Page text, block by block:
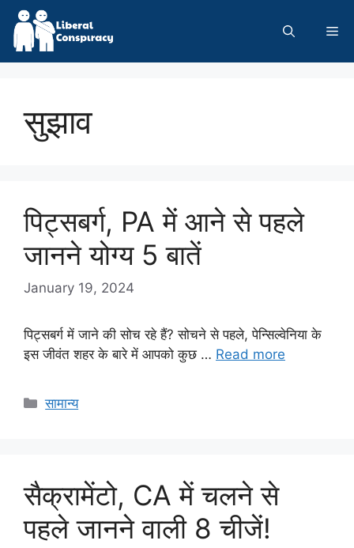
Skip
content
सुझाव
पिट्सबर्ग, PA में आने से पहले
जानने योग्य 5 बातें
January 19, 2024
पिट्सबर्ग में जाने की सोच रहे हैं? सोचने से पहले, पेन्सिल्वेनिया के
इस जीवंत शहर के बारे में आपको कुछ … Read more
Categories
सामान्य
सैक्रामेंटो, CA में चलने से
पहले जानने वाली 8 चीजें!